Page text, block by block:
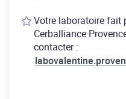
Votre laboratoire fait
Cerballiance
contacter :